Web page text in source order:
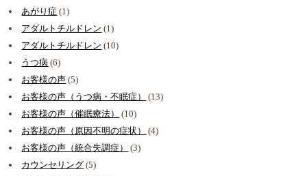
あがり症 (1)
アダルトチルドレン (1)
アダルトチルドレン (10)
うつ病 (6)
お客様の声 (5)
お客様の声（うつ病・不眠症）
(13)
お客様の声（催眠療法）
(10)
お客様の声（原因不明の症状）
(4)
お客様の声（統合失調症）
(3)
カウンセリング (5)